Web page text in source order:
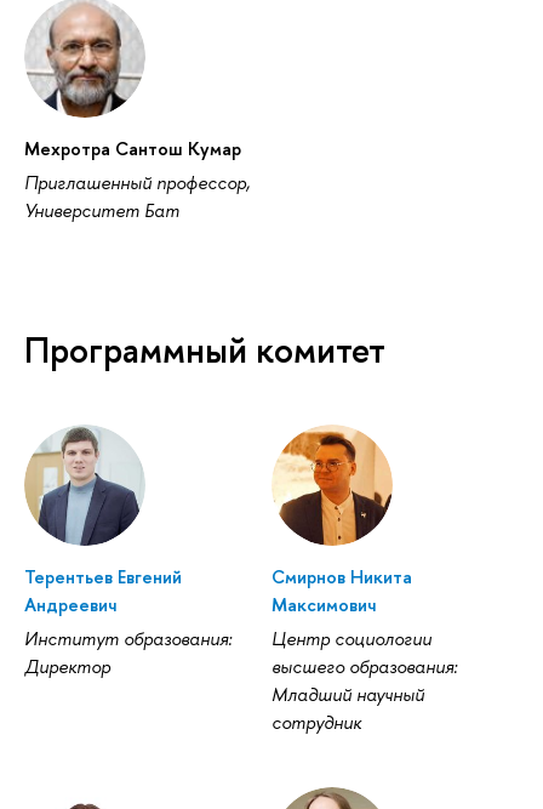
Мехротра Сантош Кумар
Приглашенный профессор,
Университет Бат
Программный комитет
Терентьев Евгений
Андреевич
Институт образования:
Директор
Смирнов Никита
Максимович
Центр социологии
высшего образования:
Младший научный
сотрудник